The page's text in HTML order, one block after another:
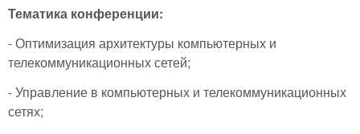
Тематика конференции:
- Оптимизация архитектуры компьютерных и
телекоммуникационных сетей;
- Управление в компьютерных и телекоммуникационных
сетях;